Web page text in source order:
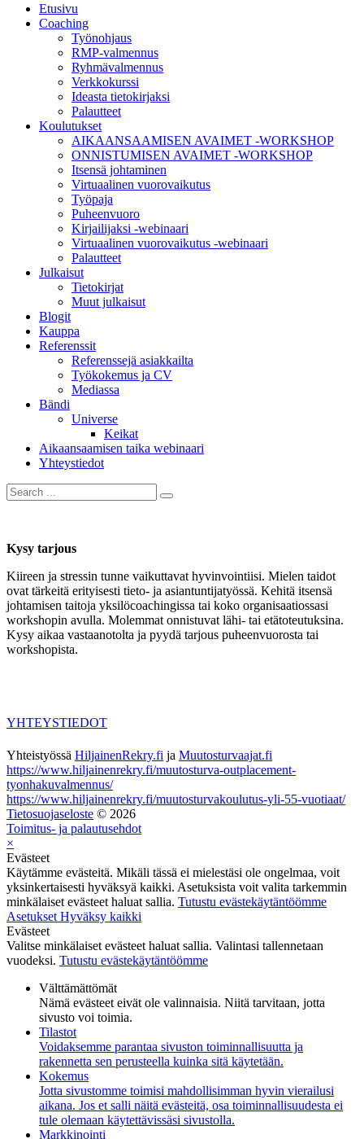
Etusivu
Coaching
Työnohjaus
RMP-valmennus
Ryhmävalmennus
Verkkokurssi
Ideasta tietokirjaksi
Palautteet
Koulutukset
AIKAANSAAMISEN AVAIMET -WORKSHOP
ONNISTUMISEN AVAIMET -WORKSHOP
Itsensä johtaminen
Virtuaalinen vuorovaikutus
Työpaja
Puheenvuoro
Kirjailijaksi -webinaari
Virtuaalinen vuorovaikutus -webinaari
Palautteet
Julkaisut
Tietokirjat
Muut julkaisut
Blogit
Kauppa
Referenssit
Referenssejä asiakkailta
Työkokemus ja CV
Mediassa
Bändi
Universe
Keikat
Aikaansaamisen taika webinaari
Yhteystiedot
Kysy tarjous
Kiireen ja stressin tunne vaikuttavat hyvinvointiisi. Mielen taidot
ovat tärkeitä erityisesti tieto- ja asiantuntijatyössä. Kehitä itsensä
johtamisen taitoja yksilöcoachingissa tai koko organisaatiossasi
workshopin avulla. Molemmat onnistuvat lähi- tai etätoteutuksina.
Kysy aikaa vastaanotolta ja pyydä tarjous puheenvuorosta tai
workshopista.
YHTEYSTIEDOT
Yhteistyössä HiljainenRekry.fi ja Muutosturvaajat.fi
https://www.hiljainenrekry.fi/muutosturva-outplacement-
tyonhakuvalmennus/
https://www.hiljainenrekry.fi/muutosturvakoulutus-yli-55-vuotiaat/
Tietosuojaseloste © 2026
Toimitus- ja palautusehdot
×
Evästeet
Käytämme evästeitä. Mikäli tässä ei mielestäsi ole ongelmaa, voit
yksinkertaisesti hyväksyä kaikki. Asetuksista voit valita tarkemmin
minkälaiset evästeet haluat sallia. Tutustu evästekäytäntöömme
Asetukset Hyväksy kaikki
Evästeet
Valitse minkälaiset evästeet haluat sallia. Valintasi tallennetaan
vuodeksi. Tutustu evästekäytäntöömme
Välttämättömät
Nämä evästeet eivät ole valinnaisia. Niitä tarvitaan, jotta
sivusto voi toimia.
Tilastot
Voidaksemme parantaa sivuston toiminnallisuutta ja
rakennetta sen perusteella kuinka sitä käytetään.
Kokemus
Jotta sivustomme toimisi mahdollisimman hyvin vierailusi
aikana. Jos et salli näitä evästeitä, osa toiminnallisuudesta ei
tule olemaan käytettävissäsi sivustolla.
Markkinointi